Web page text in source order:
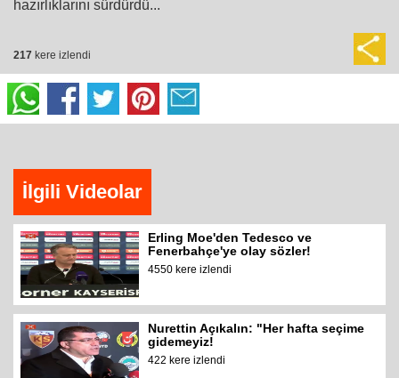
hazırlıklarını sürdürdü...
217 kere izlendi
İlgili Videolar
Erling Moe'den Tedesco ve
Fenerbahçe'ye olay sözler!
4550 kere izlendi
Nurettin Açıkalın: "Her hafta seçime
gidemeyiz!
422 kere izlendi